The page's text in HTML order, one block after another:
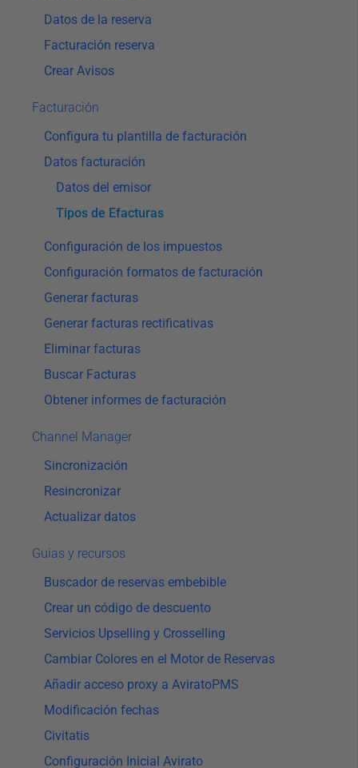
Datos de la reserva
Facturación reserva
Crear Avisos
Facturación
Configura tu plantilla de facturación
Datos facturación
Datos del emisor
Tipos de Efacturas
Configuración de los impuestos
Configuración formatos de facturación
Generar facturas
Generar facturas rectificativas
Eliminar facturas
Buscar Facturas
Obtener informes de facturación
Channel Manager
Sincronización
Resincronizar
Actualizar datos
Guias y recursos
Buscador de reservas embebible
Crear un código de descuento
Servicios Upselling y Crosselling
Cambiar Colores en el Motor de Reservas
Añadir acceso proxy a AviratoPMS
Modificación fechas
Civitatis
Configuración Inicial Avirato